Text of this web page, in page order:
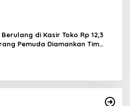
di Kasir Toko Rp 12,3
Pemuda Diamankan Tim
Lenteng Sumenep